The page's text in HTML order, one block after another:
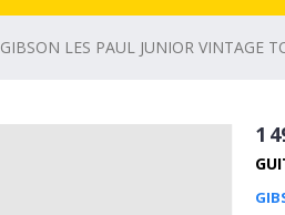
GIBSON LES PAUL JUNIOR VINTAGE
1